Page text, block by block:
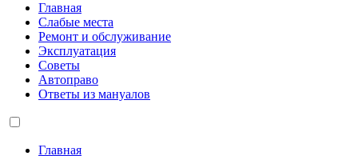
Главная
Слабые места
Ремонт и обслуживание
Эксплуатация
Советы
Автоправо
Ответы из мануалов
Главная